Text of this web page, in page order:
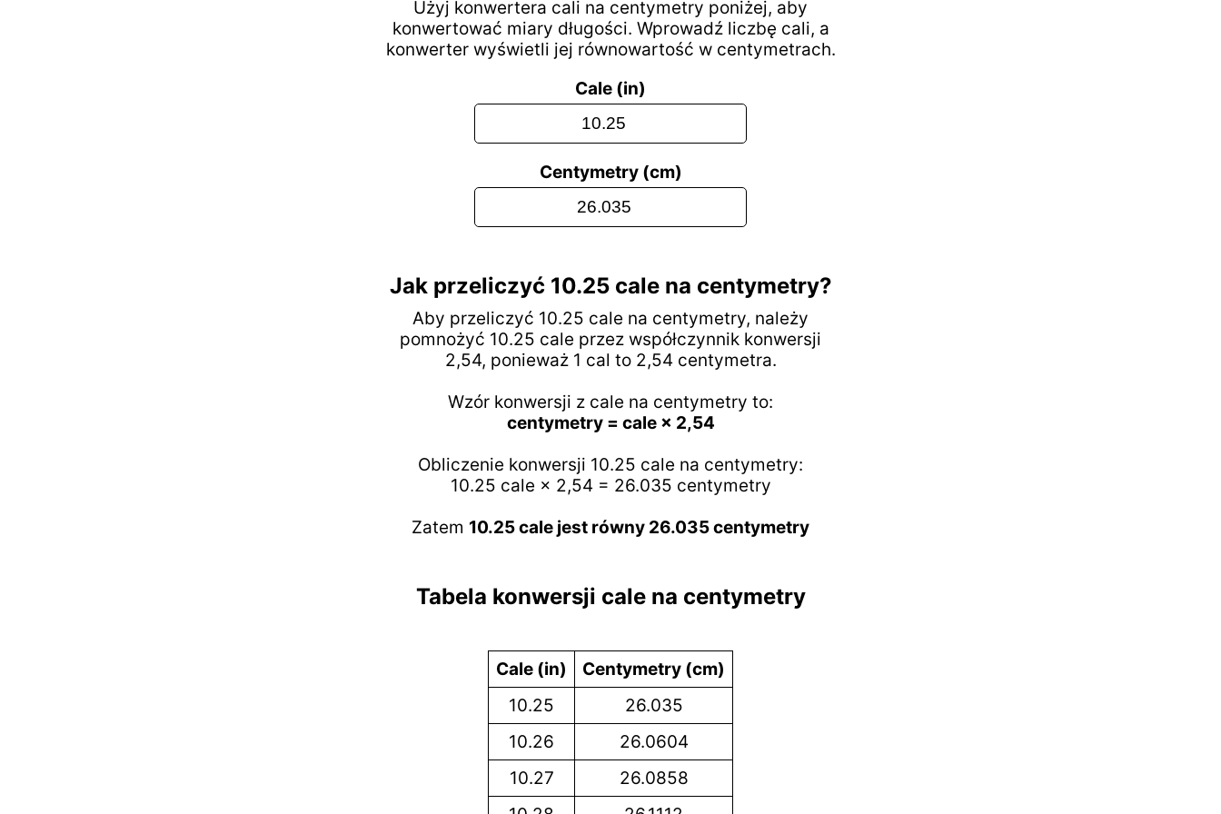
Użyj konwertera cali na centymetry poniżej, aby
konwertować miary długości. Wprowadź liczbę cali, a
konwerter wyświetli jej równowartość w centymetrach.
Cale (in)
Centymetry (cm)
Jak przeliczyć 10.25 cale na centymetry?
Aby przeliczyć 10.25 cale na centymetry, należy
pomnożyć 10.25 cale przez współczynnik konwersji
2,54, ponieważ 1 cal to 2,54 centymetra.
Wzór konwersji z cale na centymetry to:
centymetry = cale × 2,54
Obliczenie konwersji 10.25 cale na centymetry:
10.25 cale × 2,54 = 26.035 centymetry
Zatem 10.25 cale jest równy 26.035 centymetry
Tabela konwersji cale na centymetry
Cale (in)
Centymetry (cm)
10.25
26.035
10.26
26.0604
10.27
26.0858